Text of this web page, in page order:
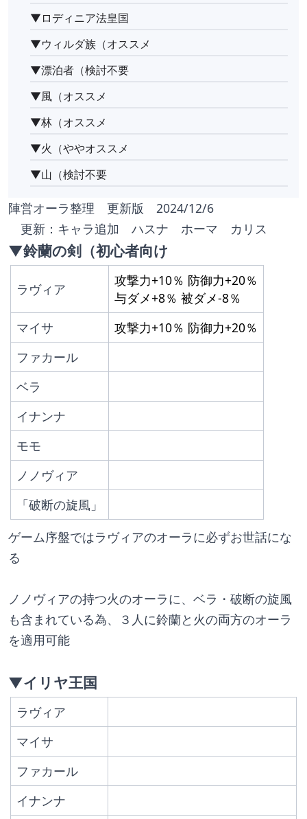
▼ロディニア法皇国
▼ウィルダ族（オススメ
▼漂泊者（検討不要
▼風（オススメ
▼林（オススメ
▼火（ややオススメ
▼山（検討不要
陣営オーラ整理　更新版　2024/12/6
更新：キャラ追加　ハスナ　ホーマ　カリス
▼鈴蘭の剣（初心者向け
ラヴィア
攻撃力+10％ 防御力+20％
与ダメ+8％ 被ダメ-8％
マイサ
攻撃力+10％ 防御力+20％
ファカール
ベラ
イナンナ
モモ
ノノヴィア
「破断の旋風」
ゲーム序盤ではラヴィアのオーラに必ずお世話にな
る
ノノヴィアの持つ火のオーラに、ベラ・破断の旋風
も含まれている為、３人に鈴蘭と火の両方のオーラ
を適用可能
▼イリヤ王国
ラヴィア
マイサ
ファカール
イナンナ